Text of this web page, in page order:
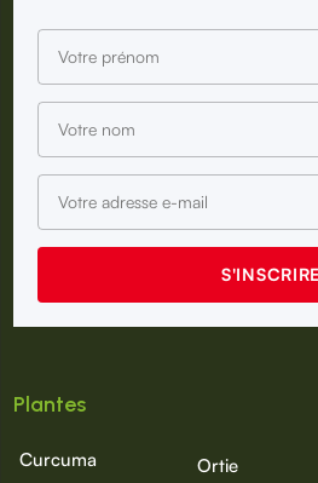
Plantes
Curcuma Ortie